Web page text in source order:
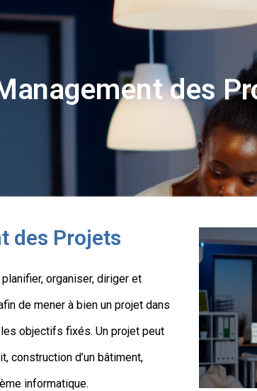
des
des Projets
organiser, diriger et
de mener à bien un projet dans
objectifs fixés. Un projet peut
construction d’un bâtiment,
informatique.